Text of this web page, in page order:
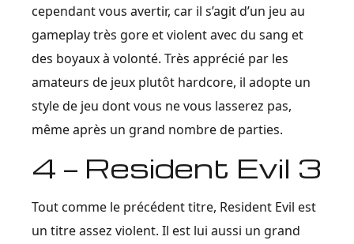
cependant vous avertir, car il s’agit d’un jeu au
gameplay très gore et violent avec du sang et
des boyaux à volonté. Très apprécié par les
amateurs de jeux plutôt hardcore, il adopte un
style de jeu dont vous ne vous lasserez pas,
même après un grand nombre de parties.
4 — Resident Evil 3
Tout comme le précédent titre, Resident Evil est
un titre assez violent. Il est lui aussi un grand